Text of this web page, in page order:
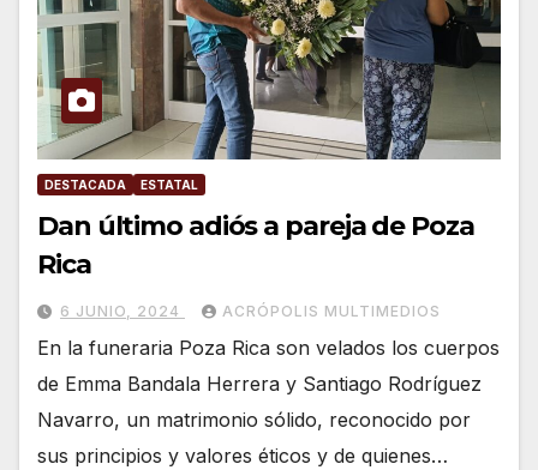
DESTACADA ESTATAL
Dan último adiós a pareja de Poza
Rica
6 JUNIO, 2024 ACRÓPOLIS MULTIMEDIOS
En la funeraria Poza Rica son velados los cuerpos
de Emma Bandala Herrera y Santiago Rodríguez
Navarro, un matrimonio sólido, reconocido por
sus principios y valores éticos y de quienes…